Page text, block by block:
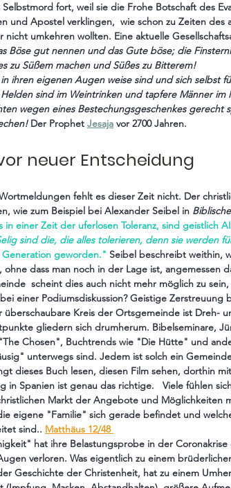
fort, weil sie die Frohe Botschaft des
und Apostel verklingen,  wie schon zu Zeiten des
umkehren wollten. Eine aktuelle
zu Süßem machen und Süßes zu Bitterem!
ihren eigenen Augen weise sind und sich selbst
sind im Weintrinken und tapfere Männer im
wegen eines Bestechungsgeschenkes gerecht
Der Prophet Jesaja vor 2700 Jahren.
neuer Entscheidung
fehlt es dieser Zeit nicht. Der
wie zum Beispiel bei Alexander Seibel in
in einer Zeit der uferlosen Toleranz, sind geistlich
sind die, die alles tolerieren, denn sie werden
Generation geworden." Seibel beschreibt weithin,
dass man noch in der Lage ist, angemessen
scheint dies auch nicht mehr möglich zu
einer Podiumsdiskussion? Geistige
überschaubare Kreis der Ortsgemeinde ist Dreh-
gliedern sich drumherum. Bibelseminare,
Chosen", Buchtrends wie "Die Hütte" und
unterwegs sind. Jedem ist solch ein
dieses Buch lesen, diesen Film sehen, dorthin
in Spanien ist genau das richtige.   Viele fühlen
Markt der Angebote und Möglichkeiten
eigene "Familie" sich gerade befindet und
sind.. Matthäus 12/48
hat ihre Belastungsprobe in der
verloren. Was eigentlich zu einem
Geschichte der Christenheit, hat zu einem